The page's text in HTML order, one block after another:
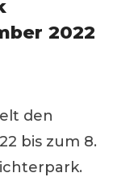
2022
den
bis zum 8.